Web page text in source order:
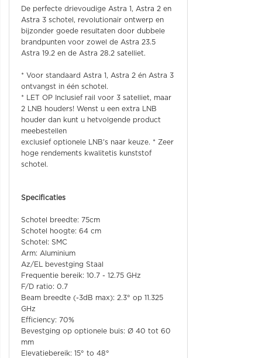
De perfecte drievoudige Astra 1, Astra 2 en
Astra 3 schotel, revolutionair ontwerp en
bijzonder goede resultaten door dubbele
brandpunten voor zowel de Astra 23.5
Astra 19.2 en de Astra 28.2 satelliet.
* Voor standaard Astra 1, Astra 2 én Astra 3
ontvangst in één schotel.
* LET OP Inclusief rail voor 3 satelliet, maar
2 LNB houders! Wenst u een extra LNB
houder dan kunt u hetvolgende product
meebestellen
exclusief optionele LNB's naar keuze. * Zeer
hoge rendements kwalitetis kunststof
schotel.
Specificaties
Schotel breedte: 75cm
Schotel hoogte: 64 cm
Schotel: SMC
Arm: Aluminium
Az/EL bevestging Staal
Frequentie bereik: 10.7 - 12.75 GHz
F/D ratio: 0.7
Beam breedte (-3dB max): 2.3° op 11.325
GHz
Efficiency: 70%
Bevestging op optionele buis: Ø 40 tot 60
mm
Elevatiebereik: 15° to 48°